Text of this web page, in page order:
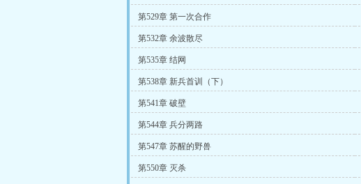
第529章 第一次合作
第532章 余波散尽
第535章 结网
第538章 新兵首训（下）
第541章 破壁
第544章 兵分两路
第547章 苏醒的野兽
第550章 灭杀